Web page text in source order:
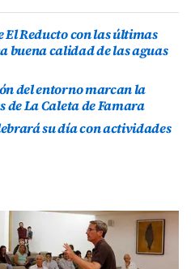
Reducto con las últimas
calidad de las aguas
del entorno marcan la
de La Caleta de Famara
su día con actividades